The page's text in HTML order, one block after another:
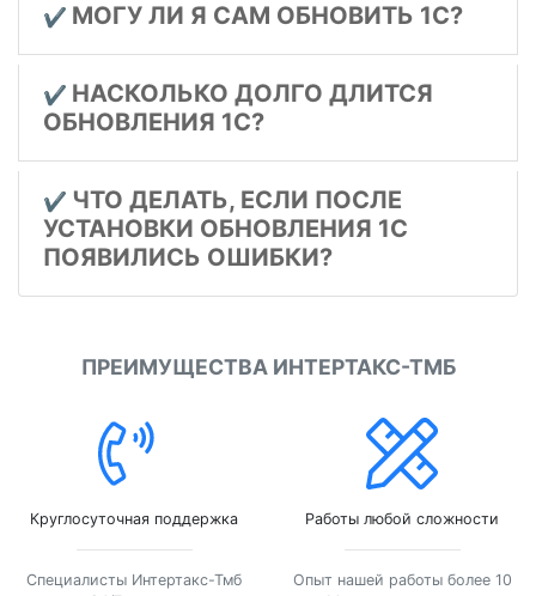
✔️ МОГУ ЛИ Я САМ ОБНОВИТЬ 1С?
✔️ НАСКОЛЬКО ДОЛГО ДЛИТСЯ
ОБНОВЛЕНИЯ 1С?
✔️ ЧТО ДЕЛАТЬ, ЕСЛИ ПОСЛЕ
УСТАНОВКИ ОБНОВЛЕНИЯ 1С
ПОЯВИЛИСЬ ОШИБКИ?
ПРЕИМУЩЕСТВА ИНТЕРТАКС-ТМБ
Круглосуточная поддержка
Специалисты Интертакс-Тмб
Работы любой сложности
Опыт нашей работы более 10